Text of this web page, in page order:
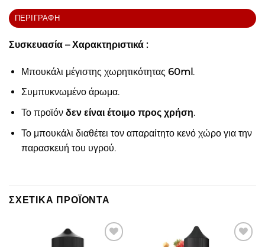
ΠΕΡΙΓΡΑΦΉ
Συσκευασία – Χαρακτηριστικά :
Μπουκάλι μέγιστης χωρητικότητας 60ml.
Συμπυκνωμένο άρωμα.
Το προϊόν δεν είναι έτοιμο προς χρήση.
Το μπουκάλι διαθέτει τον απαραίτητο κενό χώρο για την
παρασκευή του υγρού.
ΣΧΕΤΙΚΆ ΠΡΟΪΌΝΤΑ